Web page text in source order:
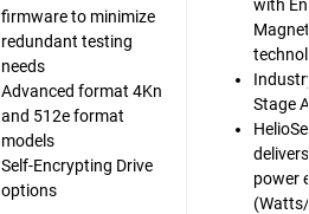
firmware to minimize
redundant testing
needs
Advanced format 4Kn
and 512e format
models
Self-Encrypting Drive
options
with
Stage
power